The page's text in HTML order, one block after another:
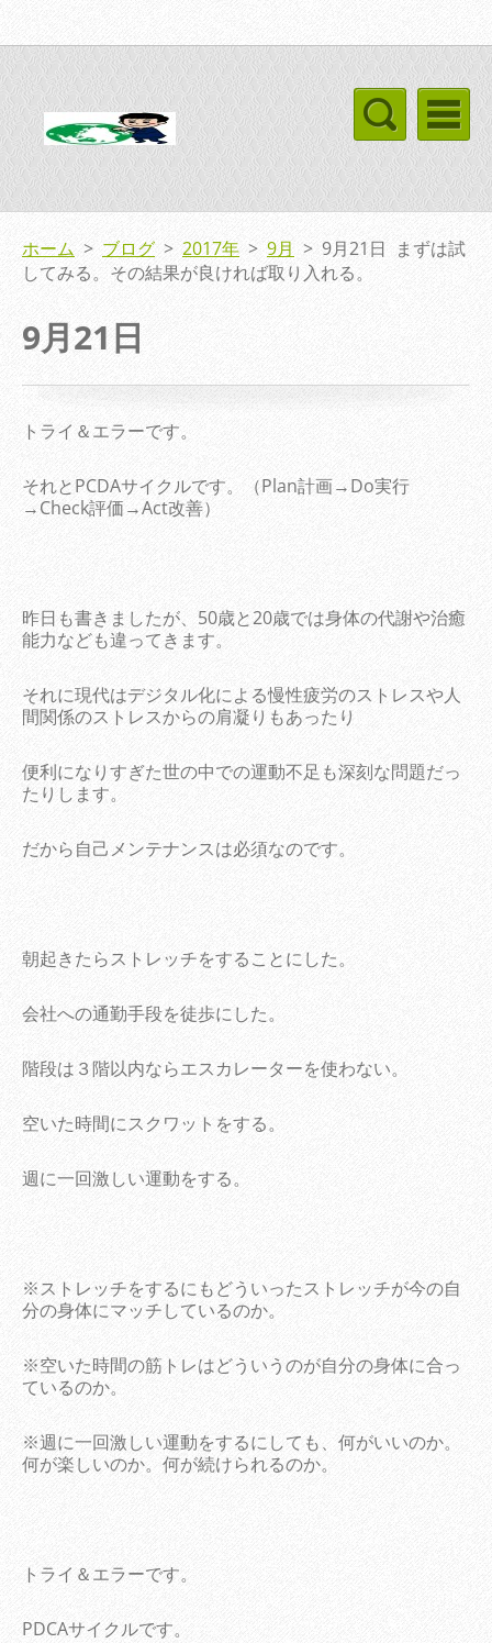
ホーム > ブログ > 2017年 > 9月 > 9月21日 まずは試
してみる。その結果が良ければ取り入れる。
9月21日
トライ＆エラーです。
それとPCDAサイクルです。（Plan計画→Do実行
→Check評価→Act改善）
昨日も書きましたが、50歳と20歳では身体の代謝や治癒
能力なども違ってきます。
それに現代はデジタル化による慢性疲労のストレスや人
間関係のストレスからの肩凝りもあったり
便利になりすぎた世の中での運動不足も深刻な問題だっ
たりします。
だから自己メンテナンスは必須なのです。
朝起きたらストレッチをすることにした。
会社への通勤手段を徒歩にした。
階段は３階以内ならエスカレーターを使わない。
空いた時間にスクワットをする。
週に一回激しい運動をする。
※ストレッチをするにもどういったストレッチが今の自
分の身体にマッチしているのか。
※空いた時間の筋トレはどういうのが自分の身体に合っ
ているのか。
※週に一回激しい運動をするにしても、何がいいのか。
何が楽しいのか。何が続けられるのか。
トライ＆エラーです。
PDCAサイクルです。